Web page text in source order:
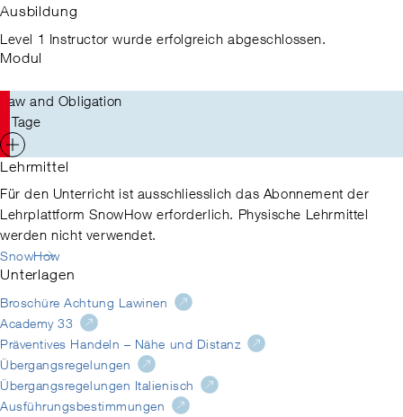
Ausbildung
Level 1 Instructor wurde erfolgreich abgeschlossen.
Modul
Law and Obligation
1 Tage
Lehrmittel
Für den Unterricht ist ausschliesslich das Abonnement der
Lehrplattform SnowHow erforderlich. Physische Lehrmittel
werden nicht verwendet.
SnowHow
Unterlagen
Broschüre Achtung Lawinen
Academy 33
Präventives Handeln – Nähe und Distanz
Übergangsregelungen
Übergangsregelungen Italienisch
Ausführungsbestimmungen